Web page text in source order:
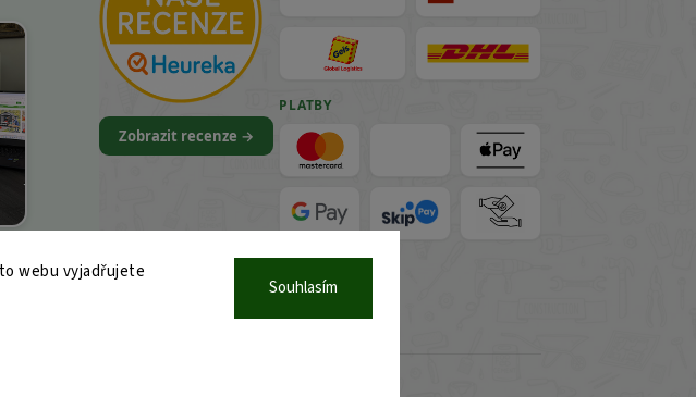
webu vyjadřujete
Souhlasím
Zobrazit recenze →
PLATBY